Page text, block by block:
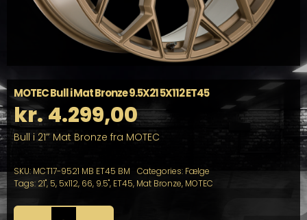
MOTEC Bull i Mat Bronze 9.5X21 5X112 ET45
kr.4.299,00
Bull i 21″ Mat Bronze fra MOTEC
SKU: MCT17-9521 MB ET45 BM Categories: Fælge
Tags: 21", 5, 5x112, 66, 9.5", ET45, Mat Bronze, MOTEC